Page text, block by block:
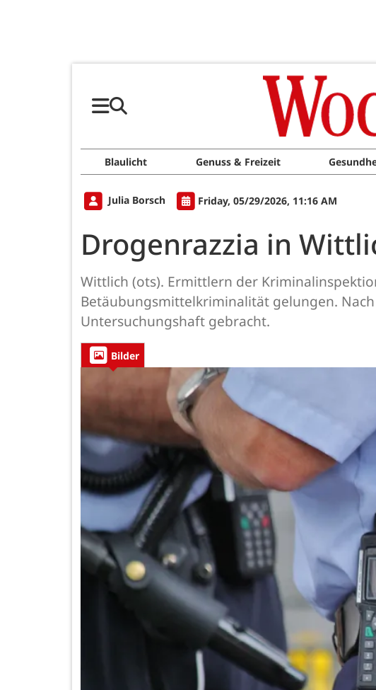
Blaulicht Genuss & Freizeit
Julia Borsch Friday, 05/29/2026, 11:16 AM
Drogenrazzia in
Wittlich (ots). Ermittlern der
Betäubungsmittelkriminalität gelungen.
Untersuchungshaft gebracht.
Bilder